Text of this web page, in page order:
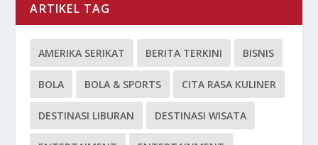
ARTIKEL TAG
AMERIKA SERIKAT BERITA TERKINI BISNIS
BOLA BOLA & SPORTS CITA RASA KULINER
DESTINASI LIBURAN DESTINASI WISATA